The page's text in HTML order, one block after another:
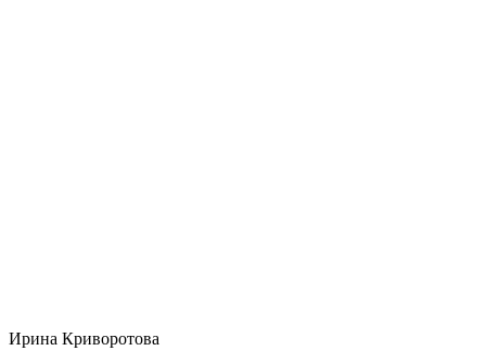
Ирина Криворотова